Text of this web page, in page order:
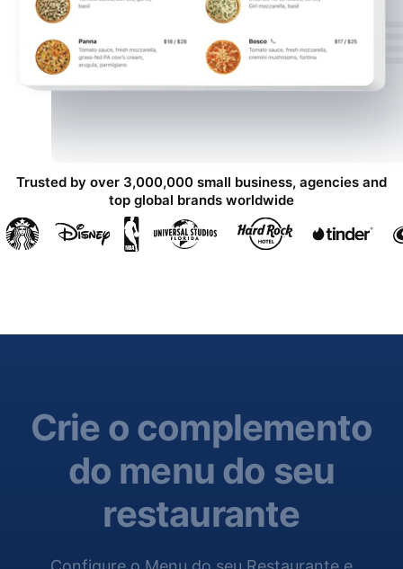
Trusted by over 3,000,000 small business, agencies and
top global brands worldwide
Crie o complemento
do menu do seu
restaurante